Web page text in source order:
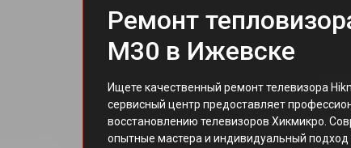
Ремонт
M30 в Ижевске
Ищете качественный ремонт телевизора
сервисный центр предоставляет
восстановлению телевизоров Хикмикро.
опытные мастера и индивидуальный подход